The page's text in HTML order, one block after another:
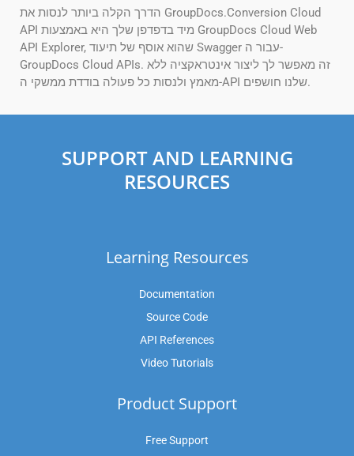
הדרך הקלה ביותר לנסות את GroupDocs.Conversion Cloud
API מיד בדפדפן שלך היא באמצעות GroupDocs Cloud Web
API Explorer, שהוא אוסף של תיעוד Swagger עבור ה-
GroupDocs Cloud APIs. זה מאפשר לך ליצור אינטראקציה ללא
מאמץ ולנסות כל פעולה בודדת ממשקי ה-API שלנו חושפים.
SUPPORT AND LEARNING
RESOURCES
Learning Resources
Documentation
Source Code
API References
Video Tutorials
Product Support
Free Support